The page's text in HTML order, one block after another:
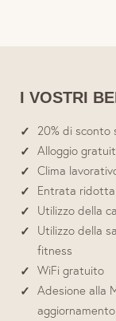
I VOSTRI
20% di sconto
Alloggio
Clima
Entrata
Utilizzo della
Utilizzo della
fitness
WiFi gratuito
Adesione alla